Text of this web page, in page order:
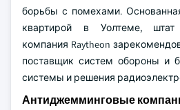
борьбы с помехами.
квартирой в Уолтеме,
компания Raytheon
поставщик систем обороны и
системы и решения
Антиджемминговые